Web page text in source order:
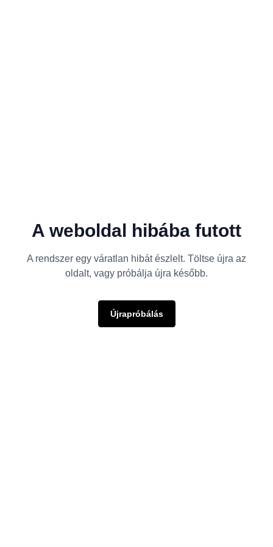
A weboldal hibába futott
A rendszer egy váratlan hibát észlelt. Töltse újra az
oldalt, vagy próbálja újra később.
Újrapróbálás